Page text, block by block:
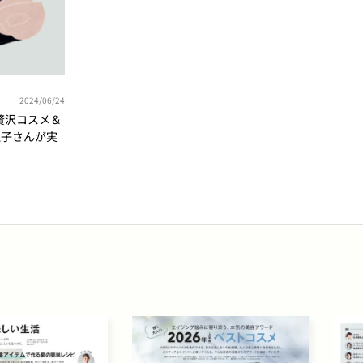
2024/06/24
コスメ＆
さんが実